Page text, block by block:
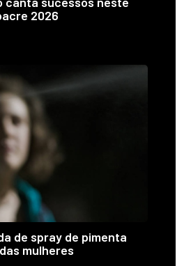
2026
de spray de pimenta
mulheres